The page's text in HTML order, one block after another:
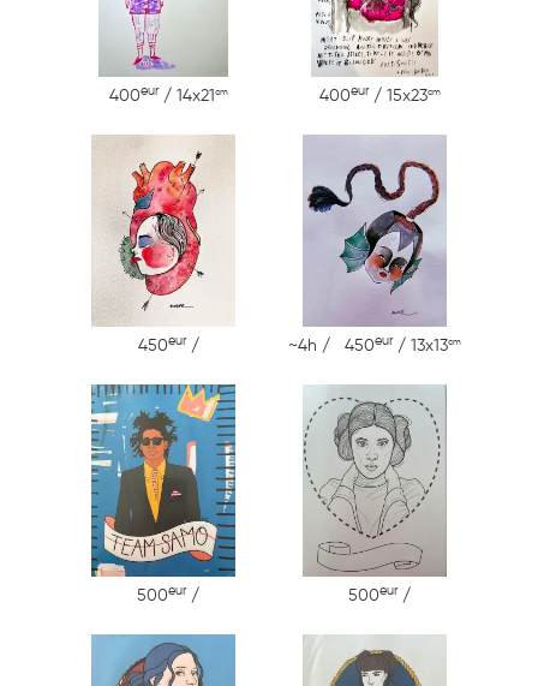
400eur / 14x21 cm 400eur / 15x23cm
450eur / ~4h / 450eur / 13x13cm
500eur / 500eur /